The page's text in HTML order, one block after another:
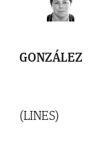
GONZÁLEZ
(LINES)